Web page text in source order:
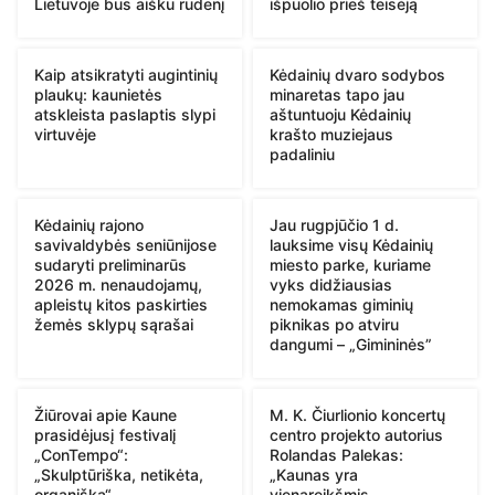
Kaip atsikratyti augintinių
plaukų: kaunietės
atskleista paslaptis slypi
virtuvėje
Kėdainių dvaro sodybos
minaretas tapo jau
aštuntuoju Kėdainių
krašto muziejaus
padaliniu
Kėdainių rajono
savivaldybės seniūnijose
sudaryti preliminarūs
2026 m. nenaudojamų,
apleistų kitos paskirties
žemės sklypų sąrašai
Jau rugpjūčio 1 d.
lauksime visų Kėdainių
miesto parke, kuriame
vyks didžiausias
nemokamas giminių
piknikas po atviru
dangumi – „Gimininės”
Žiūrovai apie Kaune
prasidėjusį festivalį
„ConTempo“:
„Skulptūriška, netikėta,
M. K. Čiurlionio koncertų
centro projekto autorius
Rolandas Palekas:
„Kaunas yra